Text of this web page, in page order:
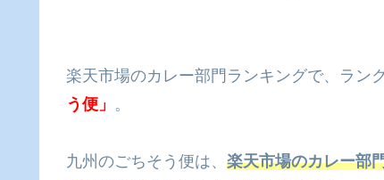
楽天市場のカレー部門ランキングで、ラン
う便」 。
九州のごちそう便は、 楽天市場のカレー部